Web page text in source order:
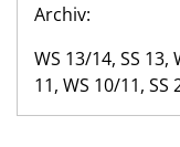
Archiv:
WS 13/14, SS 13,
11, WS 10/11, SS